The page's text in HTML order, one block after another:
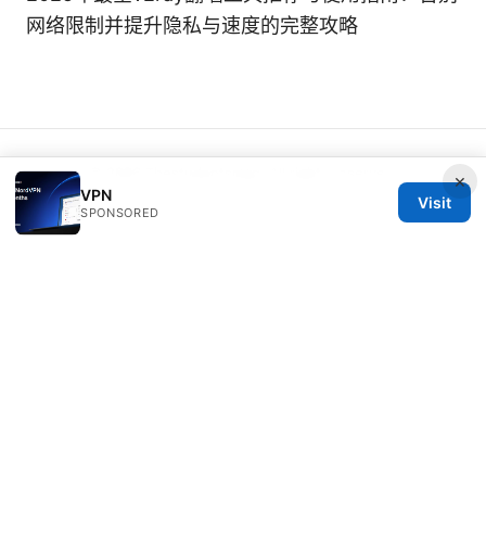
网络限制并提升隐私与速度的完整攻略
×
VPN
SPONSORED
Visit